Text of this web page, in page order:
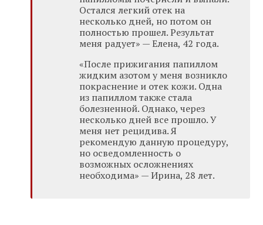
Остался легкий отек на
несколько дней, но потом он
полностью прошел. Результат
меня радует» — Елена, 42 года.
«После прижигания папиллом
жидким азотом у меня возникло
покраснение и отек кожи. Одна
из папиллом также стала
болезненной. Однако, через
несколько дней все прошло. У
меня нет рецидива. Я
рекомендую данную процедуру,
но осведомленность о
возможных осложнениях
необходима» — Ирина, 28 лет.